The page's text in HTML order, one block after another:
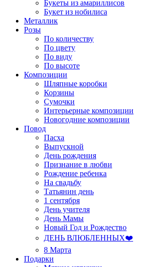
Букеты из амариллисов
Букет из нобилиса
Металлик
Розы
По количеству
По цвету
По виду
По высоте
Композиции
Шляпные коробки
Корзины
Сумочки
Интерьерные композиции
Новогодние композиции
Повод
Пасха
Выпускной
День рождения
Признание в любви
Рождение ребенка
На свадьбу
Татьянин день
1 сентября
День учителя
День Мамы
Новый Год и Рождество
ДЕНЬ ВЛЮБЛЕННЫХ❤️
8 Марта
Подарки